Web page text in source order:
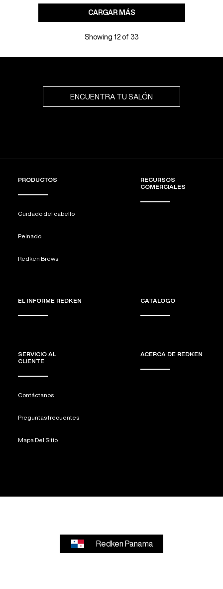
CARGAR MÁS
Showing 12 of 33
ENCUENTRA TU SALÓN
PRODUCTOS
Cuidado del cabello
Peinado
Redken Brews
RECURSOS
COMERCIALES
EL INFORME REDKEN CATÁLOGO
SERVICIO AL
CLIENTE
Contáctanos
Preguntas frecuentes
Mapa Del Sitio
ACERCA DE REDKEN
Redken Panama